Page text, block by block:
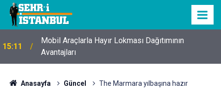
15:11
Mobil Araçlarla Hayır Lokması Dağıtımının
Avantajları
Anasayfa Güncel The Marmara yılbaşına hazır